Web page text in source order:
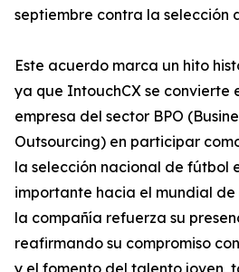
septiembre contra la selección
Este acuerdo marca un hito
ya que IntouchCX se convierte
empresa del sector BPO
Outsourcing) en participar
la selección nacional de fútbol
importante hacia el mundial de
la compañía refuerza su
reafirmando su compromiso